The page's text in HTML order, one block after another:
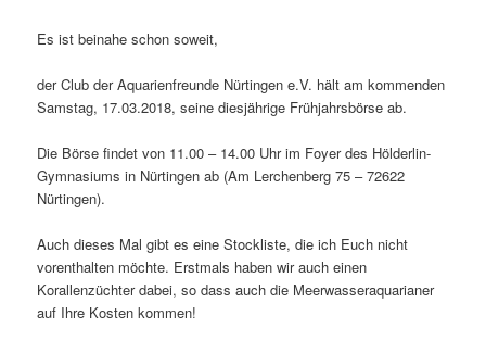
Es ist beinahe schon soweit,
der Club der Aquarienfreunde Nürtingen e.V. hält am kommenden
Samstag, 17.03.2018, seine diesjährige Frühjahrsbörse ab.
Die Börse findet von 11.00 – 14.00 Uhr im Foyer des Hölderlin-
Gymnasiums in Nürtingen ab (Am Lerchenberg 75 – 72622
Nürtingen).
Auch dieses Mal gibt es eine Stockliste, die ich Euch nicht
vorenthalten möchte. Erstmals haben wir auch einen
Korallenzüchter dabei, so dass auch die Meerwasseraquarianer
auf Ihre Kosten kommen!